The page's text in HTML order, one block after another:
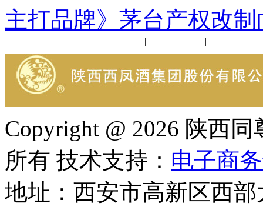
主打品牌》茅台产权改
| | | |
Copyright @ 2026 陕西
所有 技术支持： 电子商
地址：西安市高新区西